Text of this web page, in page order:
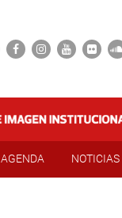
AGENDA NOTICIAS